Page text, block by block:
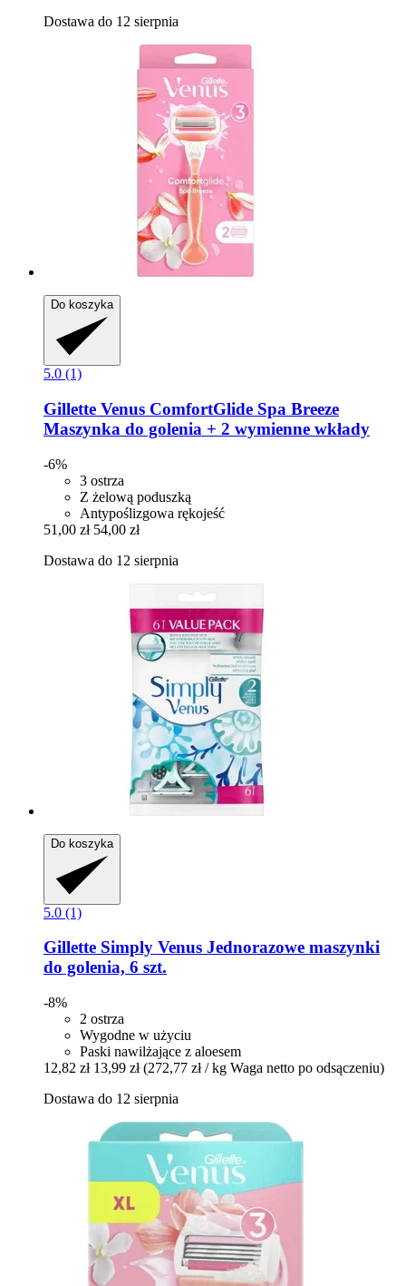
Dostawa do 12 sierpnia
Do koszyka
5.0 (1)
Gillette Venus ComfortGlide Spa Breeze
Maszynka do golenia + 2 wymienne wkłady
-6%
3 ostrza
Z żelową poduszką
Antypoślizgowa rękojeść
51,00 zł 54,00 zł
Dostawa do 12 sierpnia
Do koszyka
5.0 (1)
Gillette Simply Venus Jednorazowe maszynki
do golenia, 6 szt.
-8%
2 ostrza
Wygodne w użyciu
Paski nawilżające z aloesem
12,82 zł 13,99 zł (272,77 zł / kg Waga netto po odsączeniu)
Dostawa do 12 sierpnia